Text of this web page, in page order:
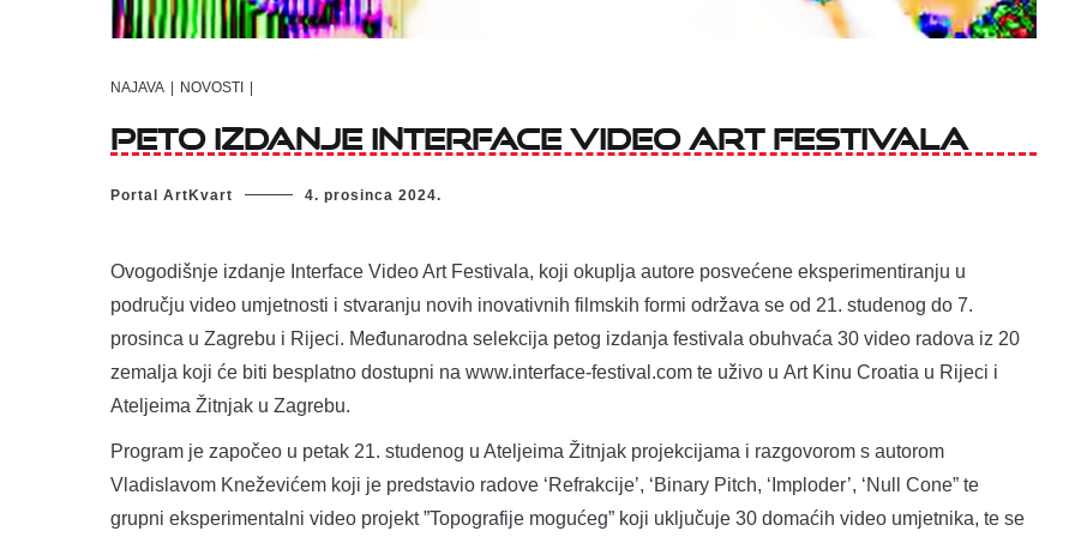
NAJAVA NOVOSTI
Peto izdanje Interface Video Art Festivala
Portal ArtKvart 4. prosinca 2024.
Ovogodišnje izdanje Interface Video Art Festivala, koji okuplja autore posvećene eksperimentiranju u
području video umjetnosti i stvaranju novih inovativnih filmskih formi održava se od 21. studenog do 7.
prosinca u Zagrebu i Rijeci. Međunarodna selekcija petog izdanja festivala obuhvaća 30 video radova iz 20
zemalja koji će biti besplatno dostupni na www.interface-festival.com te uživo u Art Kinu Croatia u Rijeci i
Ateljeima Žitnjak u Zagrebu.
Program je započeo u petak 21. studenog u Ateljeima Žitnjak projekcijama i razgovorom s autorom
Vladislavom Kneževićem koji je predstavio radove ‘Refrakcije’, ‘Binary Pitch, ‘Imploder’, ‘Null Cone” te
grupni eksperimentalni video projekt ”Topografije mogućeg” koji uključuje 30 domaćih video umjetnika, te se